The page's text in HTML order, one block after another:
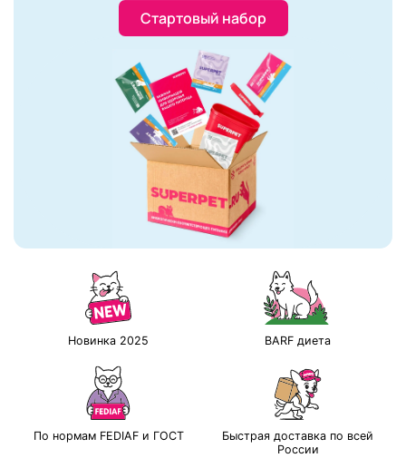
Стартовый набор
Новинка 2025 BARF диета
По нормам FEDIAF и ГОСТ
Быстрая доставка по всей
России